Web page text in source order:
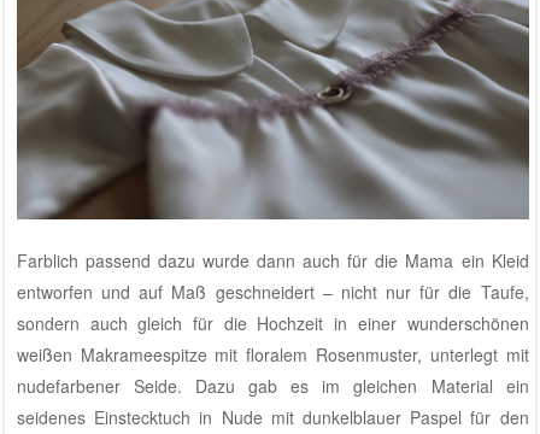
Farblich passend dazu wurde dann auch für die Mama ein Kleid
entworfen und auf Maß geschneidert – nicht nur für die Taufe,
sondern auch gleich für die Hochzeit in einer wunderschönen
weißen Makrameespitze mit floralem Rosenmuster, unterlegt mit
nudefarbener Seide. Dazu gab es im gleichen Material ein
seidenes Einstecktuch in Nude mit dunkelblauer Paspel für den